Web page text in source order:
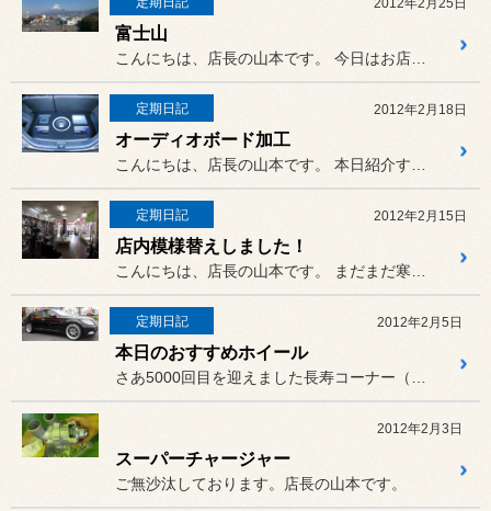
2012年2月25日
富士山
こんにちは、店長の山本です。 今日はお店から遠く離れた話題・・...
定期日記 2012年2月18日
オーディオボード加工
こんにちは、店長の山本です。 本日紹介する作業は、bBのリアボ...
定期日記 2012年2月15日
店内模様替えしました！
こんにちは、店長の山本です。 まだまだ寒いですが皆様お元気でし...
定期日記 2012年2月5日
本日のおすすめホイール
さあ5000回目を迎えました長寿コーナー（うそです一回目です）
2012年2月3日
スーパーチャージャー
ご無沙汰しております。店長の山本です。